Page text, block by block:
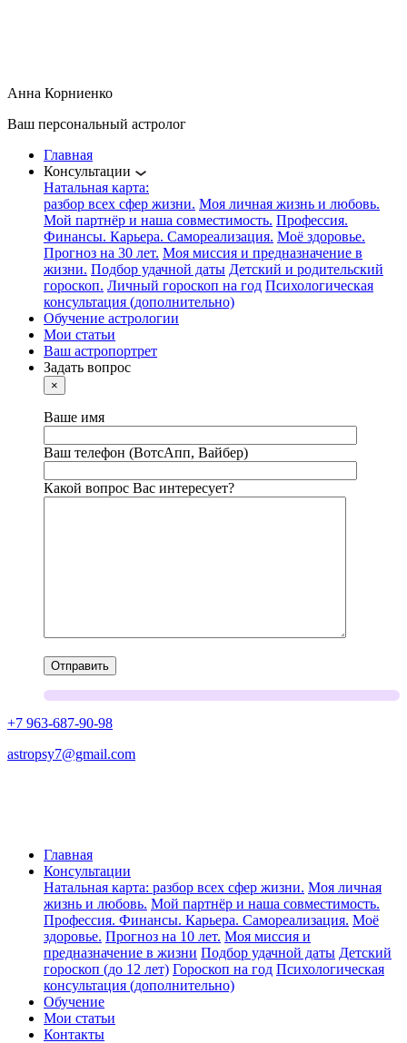
Анна Корниенко
Ваш персональный астролог
Главная
Консультации
Натальная карта:
разбор всех сфер жизни. Моя личная жизнь и любовь.
Мой партнёр и наша совместимость. Профессия.
Финансы. Карьера. Самореализация. Моё здоровье.
Прогноз на 30 лет. Моя миссия и предназначение в
жизни. Подбор удачной даты Детский и родительский
гороскоп. Личный гороскоп на год Психологическая
консультация (дополнительно)
Обучение астрологии
Мои статьи
Ваш астропортрет
Задать вопрос
×
Ваше имя
Ваш телефон (ВотсАпп, Вайбер)
Какой вопрос Вас интересует?
+7 963-687-90-98
astropsy7@gmail.com
Главная
Консультации
Натальная карта: разбор всех сфер жизни. Моя личная
жизнь и любовь. Мой партнёр и наша совместимость.
Профессия. Финансы. Карьера. Самореализация. Моё
здоровье. Прогноз на 10 лет. Моя миссия и
предназначение в жизни Подбор удачной даты Детский
гороскоп (до 12 лет) Гороскоп на год Психологическая
консультация (дополнительно)
Обучение
Мои статьи
Контакты